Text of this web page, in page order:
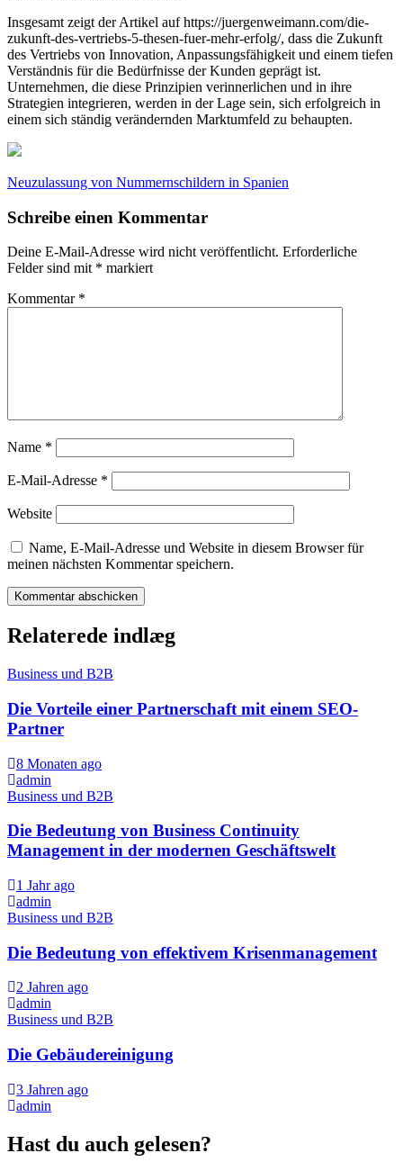
Insgesamt zeigt der Artikel auf https://juergenweimann.com/die-
zukunft-des-vertriebs-5-thesen-fuer-mehr-erfolg/, dass die Zukunft
des Vertriebs von Innovation, Anpassungsfähigkeit und einem tiefen
Verständnis für die Bedürfnisse der Kunden geprägt ist.
Unternehmen, die diese Prinzipien verinnerlichen und in ihre
Strategien integrieren, werden in der Lage sein, sich erfolgreich in
einem sich ständig verändernden Marktumfeld zu behaupten.
Beitragsnavigation
Neuzulassung von Nummernschildern in Spanien
Schreibe einen Kommentar
Deine E-Mail-Adresse wird nicht veröffentlicht. Erforderliche
Felder sind mit * markiert
Kommentar *
Name *
E-Mail-Adresse *
Website
Name, E-Mail-Adresse und Website in diesem Browser für
meinen nächsten Kommentar speichern.
Relaterede indlæg
Business und B2B
Die Vorteile einer Partnerschaft mit einem SEO-
Partner
8 Monaten ago
admin
Business und B2B
Die Bedeutung von Business Continuity
Management in der modernen Geschäftswelt
1 Jahr ago
admin
Business und B2B
Die Bedeutung von effektivem Krisenmanagement
2 Jahren ago
admin
Business und B2B
Die Gebäudereinigung
3 Jahren ago
admin
Hast du auch gelesen?